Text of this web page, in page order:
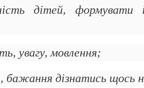
дітей, формувати
увагу, мовлення;
бажання дізнатись щось